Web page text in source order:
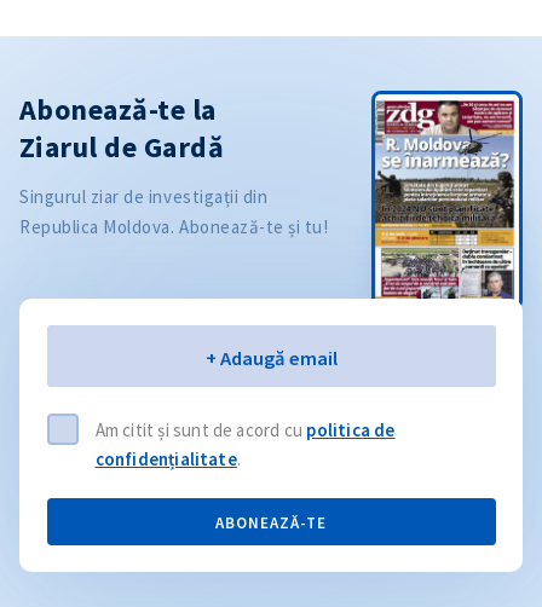
Abonează-te la
Ziarul de Gardă
Singurul ziar de investigații din
Republica Moldova. Abonează-te și tu!
+ Adaugă email
Am citit și sunt de acord cu politica de
confidențialitate.
ABONEAZĂ-TE